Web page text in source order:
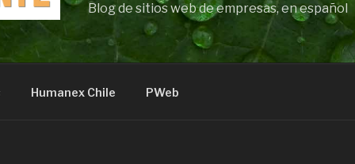
Blog de sitios web de empresas, en español
Humanex Chile PWeb